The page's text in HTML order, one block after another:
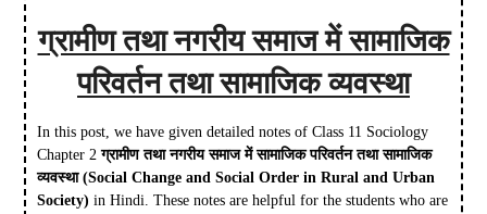
ग्रामीण तथा नगरीय समाज में सामाजिक
परिवर्तन तथा सामाजिक व्यवस्था
In this post, we have given detailed notes of Class 11 Sociology
Chapter 2ग्रामीण तथा नगरीय समाज में सामाजिक परिवर्तन तथा सामाजिक
व्यवस्था (Social Change and Social Order in Rural and Urban
Society) in Hindi. These notes are helpful for the students who are